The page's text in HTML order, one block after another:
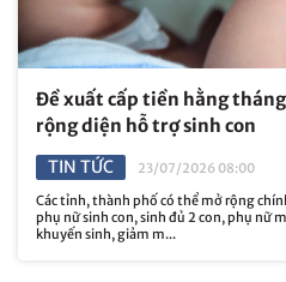
Đề xuất cấp tiền hằng
rộng diện hỗ trợ sinh con
TIN TỨC
23/07/2026 08:00
Các tỉnh, thành phố có thể mở rộng
phụ nữ sinh con, sinh đủ 2 con, phụ nữ
khuyến sinh, giảm m...